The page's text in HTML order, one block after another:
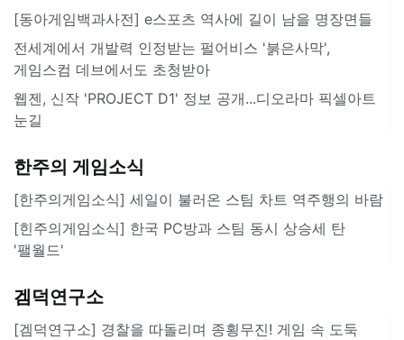
[동아게임백과사전] e스포츠 역사에 길이 남을 명장면들
전세계에서 개발력 인정받는 펄어비스 '붉은사막',
게임스컴 데브에서도 초청받아
웹젠, 신작 'PROJECT D1' 정보 공개...디오라마 픽셀아트
눈길
한주의 게임소식
[한주의게임소식] 세일이 불러온 스팀 차트 역주행의 바람
[힌주의게임소식] 한국 PC방과 스팀 동시 상승세 탄
'팰월드'
겜덕연구소
[겜덕연구소] 경찰을 따돌리며 종횡무진! 게임 속 도둑